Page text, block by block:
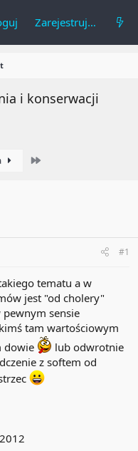
Zarejestruj się
i konserwacji
#1
tematu a w
jest "od cholery"
sensie
tam wartościowym
dowie
lub odwrotnie
z softem od